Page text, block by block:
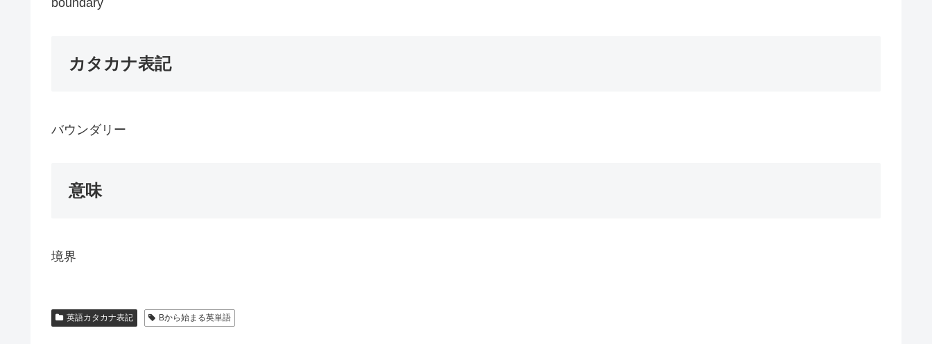
カタカナ表記
バウンダリー
意味
境界
英語カタカナ表記 Bから始まる英単語